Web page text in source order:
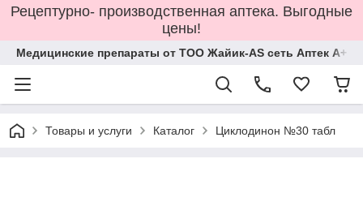
Рецептурно- производственная аптека. Выгодные
цены!
Медицинские препараты от ТОО Жайик-AS сеть Аптек А+
Товары и услуги Каталог Циклодинон №30 табл